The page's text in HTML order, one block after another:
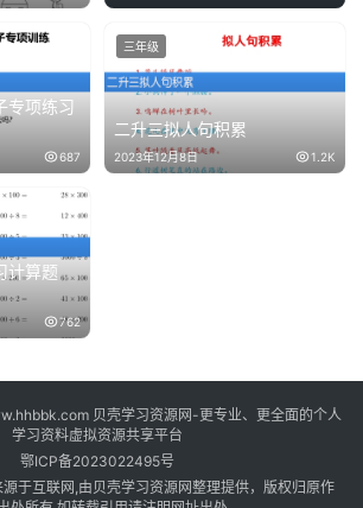
专项练习
687
二升三拟人句积累
2023年12月8日 1.2K
三年级
计算题
762
贝壳学习资源网-更专业、更全面的个人
学习资料虚拟资源共享平台
鄂ICP备2023022495号
于互联网,由贝壳学习资源网整理提供，版权归原作